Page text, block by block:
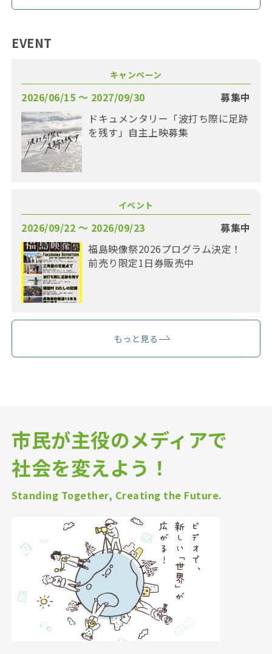
EVENT
キャンペーン
2026/06/15 〜 2027/09/30
募集中
ドキュメンタリー「波打ち際に足跡
を残す」自主上映募集
イベント
2026/09/22 〜 2026/09/23
募集中
福島映像祭2026プログラム決定！
前売り限定1日券販売中
もっと見る
市民が主役のメディアで
社会を変えよう！
Standing Together, Creating the Future.